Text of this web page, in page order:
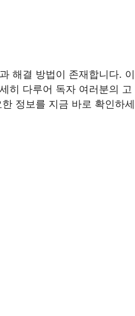
해결 방법이 존재합니다. 이
히 다루어 독자 여러분의 고
정보를 지금 바로 확인하세